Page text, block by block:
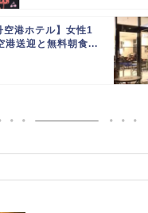
空港ホテル】女性1
港送迎と無料朝食...